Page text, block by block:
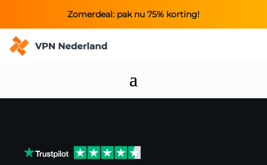
Zomerdeal: pak nu 75% korting!